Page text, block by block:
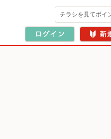
チラシを見てポイ